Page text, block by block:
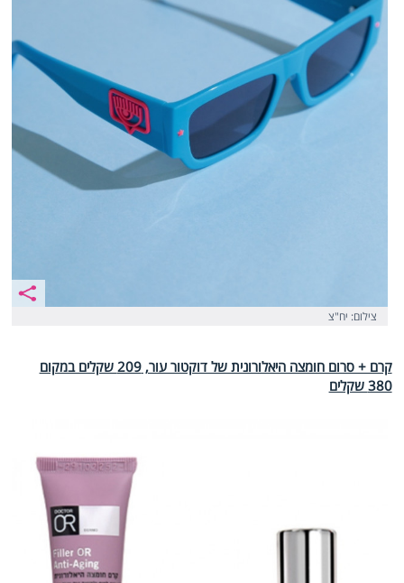
צילום: יח"צ
קרם + סרום חומצה היאלורונית של דוקטור עור, 209 שקלים במקום
380 שקלים